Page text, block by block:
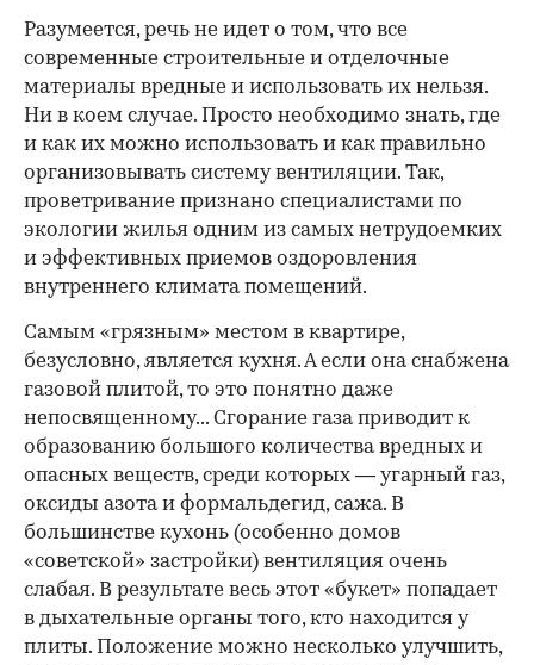
Разумеется, речь не идет о том, что все
современные строительные и отделочные
материалы вредные и использовать их нельзя.
Ни в коем случае. Просто необходимо знать, где
и как их можно использовать и как правильно
организовывать систему вентиляции. Так,
проветривание признано специалистами по
экологии жилья одним из самых нетрудоемких
и эффективных приемов оздоровления
внутреннего климата помещений.
Самым «грязным» местом в квартире,
безусловно, является кухня. А если она снабжена
газовой плитой, то это понятно даже
непосвященному... Сгорание газа приводит к
образованию большого количества вредных и
опасных веществ, среди которых — угарный газ,
оксиды азота и формальдегид, сажа. В
большинстве кухонь (особенно домов
«советской» застройки) вентиляция очень
слабая. В результате весь этот «букет» попадает
в дыхательные органы того, кто находится у
плиты. Положение можно несколько улучшить,